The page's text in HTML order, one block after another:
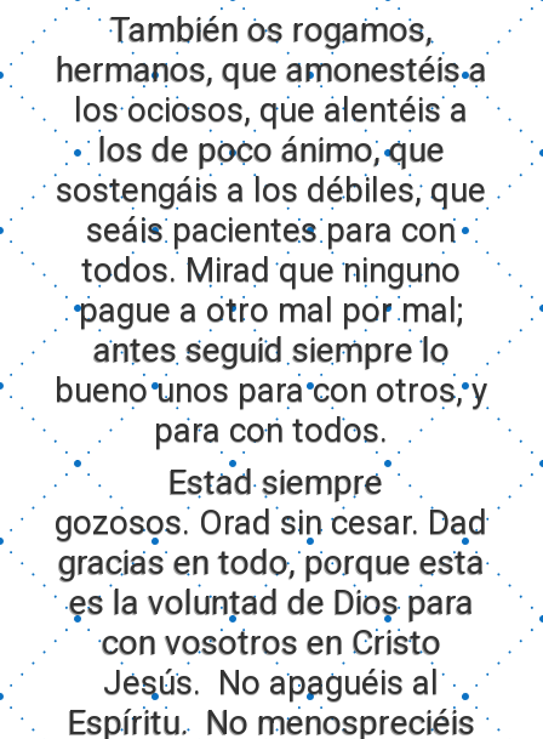
También os rogamos,
hermanos, que amonestéis a
los ociosos, que alentéis a
los de poco ánimo, que
sostengáis a los débiles, que
seáis pacientes para con
todos. Mirad que ninguno
pague a otro mal por mal;
antes seguid siempre lo
bueno unos para con otros, y
para con todos.
Estad siempre
gozosos. Orad sin cesar. Dad
gracias en todo, porque esta
es la voluntad de Dios para
con vosotros en Cristo
Jesús. No apaguéis al
Espíritu. No menospreciéis